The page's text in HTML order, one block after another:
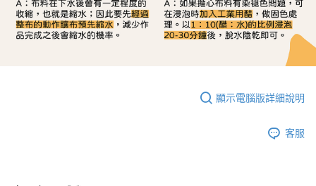
顯示電腦版詳細說明
客服